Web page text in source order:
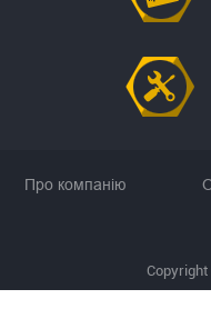
Copyright
Про компанію